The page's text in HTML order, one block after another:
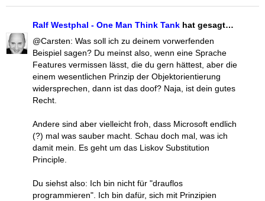
Ralf Westphal - One Man Think Tank hat gesagt…
@Carsten: Was soll ich zu deinem vorwerfenden
Beispiel sagen? Du meinst also, wenn eine Sprache
Features vermissen lässt, die du gern hättest, aber die
einem wesentlichen Prinzip der Objektorientierung
widersprechen, dann ist das doof? Naja, ist dein gutes
Recht.
Andere sind aber vielleicht froh, dass Microsoft endlich
(?) mal was sauber macht. Schau doch mal, was ich
damit mein. Es geht um das Liskov Substitution
Principle.
Du siehst also: Ich bin nicht für "drauflos
programmieren". Ich bin dafür, sich mit Prinzipien